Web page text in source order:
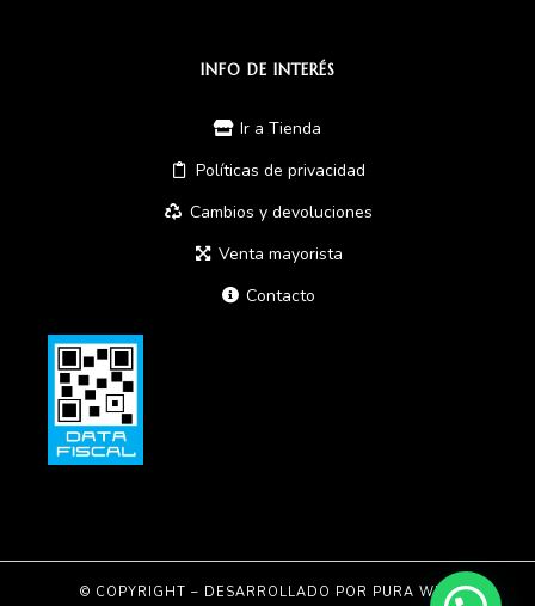
INFO DE INTERÉS
Ir a Tienda
Políticas de privacidad
Cambios y devoluciones
Venta mayorista
Contacto
© COPYRIGHT – DESARROLLADO POR PURA WEB